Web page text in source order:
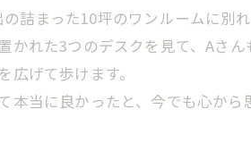
詰まった10坪のワンルームに別
かれた3つのデスクを見て、Aさ
げて歩けます。
当に良かったと、今でも心から